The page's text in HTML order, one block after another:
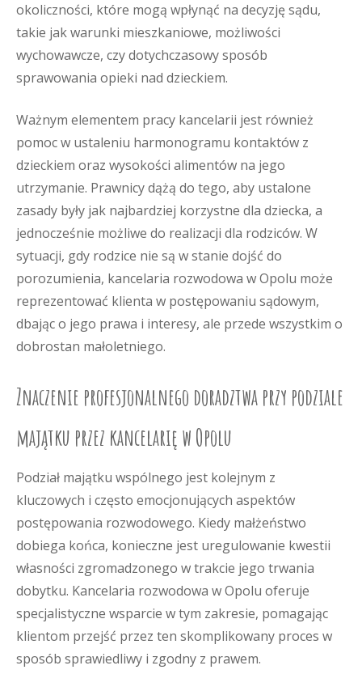
okoliczności, które mogą wpłynąć na decyzję sądu,
takie jak warunki mieszkaniowe, możliwości
wychowawcze, czy dotychczasowy sposób
sprawowania opieki nad dzieckiem.
Ważnym elementem pracy kancelarii jest również
pomoc w ustaleniu harmonogramu kontaktów z
dzieckiem oraz wysokości alimentów na jego
utrzymanie. Prawnicy dążą do tego, aby ustalone
zasady były jak najbardziej korzystne dla dziecka, a
jednocześnie możliwe do realizacji dla rodziców. W
sytuacji, gdy rodzice nie są w stanie dojść do
porozumienia, kancelaria rozwodowa w Opolu może
reprezentować klienta w postępowaniu sądowym,
dbając o jego prawa i interesy, ale przede wszystkim o
dobrostan małoletniego.
Znaczenie profesjonalnego doradztwa przy podziale
majątku przez kancelarię w Opolu
Podział majątku wspólnego jest kolejnym z
kluczowych i często emocjonujących aspektów
postępowania rozwodowego. Kiedy małżeństwo
dobiega końca, konieczne jest uregulowanie kwestii
własności zgromadzonego w trakcie jego trwania
dobytku. Kancelaria rozwodowa w Opolu oferuje
specjalistyczne wsparcie w tym zakresie, pomagając
klientom przejść przez ten skomplikowany proces w
sposób sprawiedliwy i zgodny z prawem.